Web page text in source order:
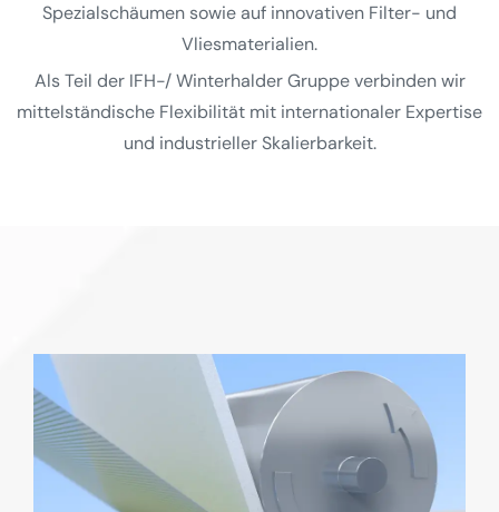
Spezialschäumen sowie auf innovativen Filter- und
Vliesmaterialien.
Als Teil der IFH-/ Winterhalder Gruppe verbinden wir
mittelständische Flexibilität mit internationaler Expertise
und industrieller Skalierbarkeit.